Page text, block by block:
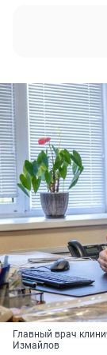
Главный врач
Измайлов